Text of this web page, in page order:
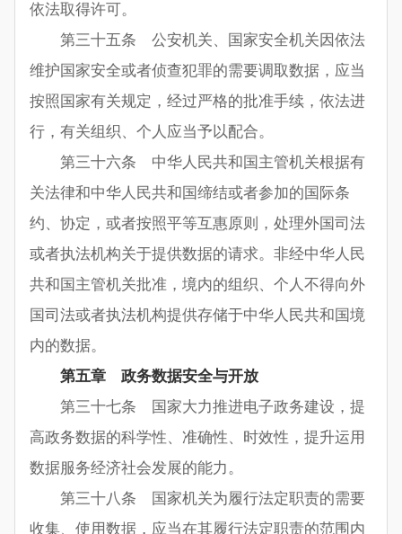
依法取得许可。
第三十五条 公安机关、国家安全机关因依法
维护国家安全或者侦查犯罪的需要调取数据，应当
按照国家有关规定，经过严格的批准手续，依法进
行，有关组织、个人应当予以配合。
第三十六条 中华人民共和国主管机关根据有
关法律和中华人民共和国缔结或者参加的国际条
约、协定，或者按照平等互惠原则，处理外国司法
或者执法机构关于提供数据的请求。非经中华人民
共和国主管机关批准，境内的组织、个人不得向外
国司法或者执法机构提供存储于中华人民共和国境
内的数据。
第五章 政务数据安全与开放
第三十七条 国家大力推进电子政务建设，提
高政务数据的科学性、准确性、时效性，提升运用
数据服务经济社会发展的能力。
第三十八条 国家机关为履行法定职责的需要
收集、使用数据，应当在其履行法定职责的范围内